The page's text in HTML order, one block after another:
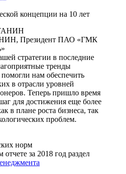
концепции на 10 лет
Президент ПАО «ГМК
стратегии в последние
тренды
нам обеспечить
в отрасли уровней
Теперь пришло время
для достижения еще более
в плане роста бизнеса, так
проблем.
норм
за 2018 год раздел